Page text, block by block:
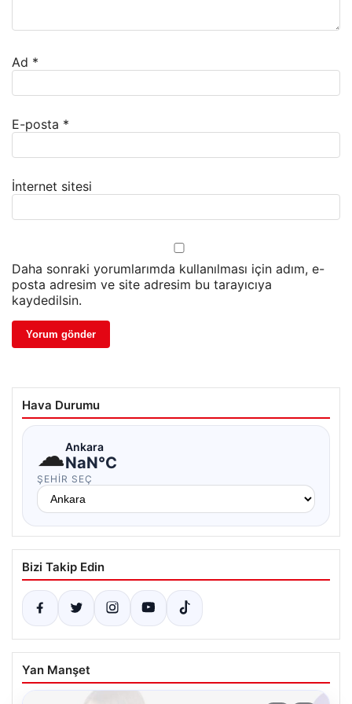
Ad *
E-posta *
İnternet sitesi
Daha sonraki yorumlarımda kullanılması için adım, e-
posta adresim ve site adresim bu tarayıcıya
kaydedilsin.
Hava Durumu
☁Ankara
NaN°C
ŞEHIR SEÇ
Bizi Takip Edin
Yan Manşet